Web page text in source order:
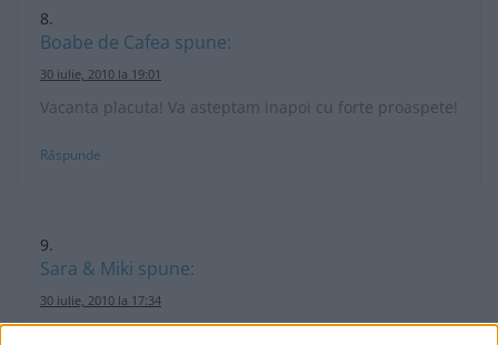
Boabe de Cafea spune:
30 iulie, 2010 la 19:01
Vacanta placuta! Va asteptam inapoi cu forte proaspete!
Răspunde
Sara & Miki spune:
30 iulie, 2010 la 17:34
Vacanta placuta si te asteptam cu poze.